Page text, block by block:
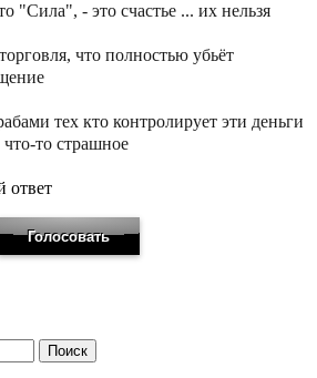
"Сила", - это счастье ... их нельзя
что полностью убьёт
тех кто контролирует эти деньги
то страшное
ответ